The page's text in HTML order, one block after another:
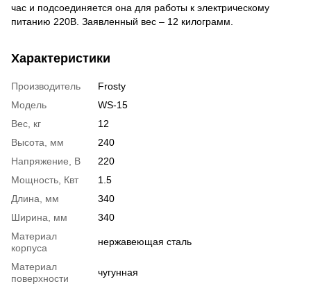
час и подсоединяется она для работы к электрическому
питанию 220В. Заявленный вес – 12 килограмм.
Характеристики
Производитель
Frosty
Модель
WS-15
Вес, кг
12
Высота, мм
240
Напряжение, В
220
Мощность, Квт
1.5
Длина, мм
340
Ширина, мм
340
Материал
корпуса
нержавеющая сталь
Материал
поверхности
чугунная